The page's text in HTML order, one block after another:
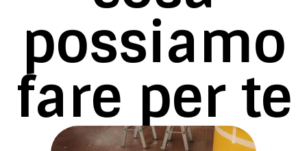
possiamo
fare per te